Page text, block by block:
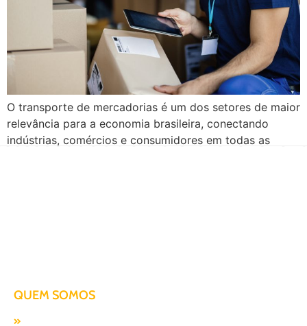
O transporte de mercadorias é um dos setores de maior
relevância para a economia brasileira, conectando
indústrias, comércios e consumidores em todas as
QUEM SOMOS